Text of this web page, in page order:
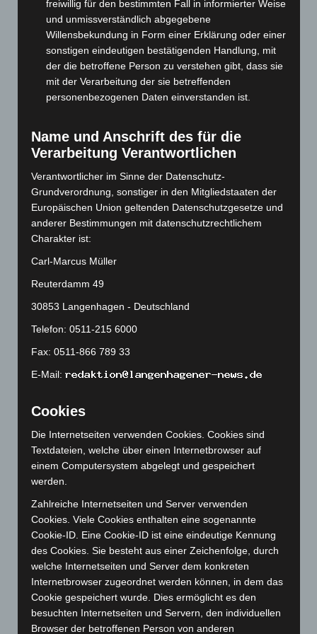
Januar 2025(88)
Dezember 2024
(89)
November 2024(94)
Oktober 2024(93)
September 2024
Juli 2024(89)
Juni 2024(107)
Mai 2024(149)
April 2024(102)
März 2024(103)
Februar 2024(103)
Januar 2024(111)
Dezember 2023(130)
November 2023(130)
Oktober 2023(114)
September 2023(133)
August 2023 (134)
Juni 2023(142)
Mai 2023(139)
April 2023(155)
März 2023(174)
Januar 2023(140)
Dezember 2022(130)
November 2022(167)
Oktober 2022(166)
September 2022(205)
August 2022
(166)
freiwillig für den bestimmten Fall in informierter Weise
und unmissverständlich abgegebene
Willensbekundung in Form einer Erklärung oder einer
sonstigen eindeutigen bestätigenden Handlung, mit
der die betroffene Person zu verstehen gibt, dass sie
mit der Verarbeitung der sie betreffenden
personenbezogenen Daten einverstanden ist.
Name und Anschrift des für die
Verarbeitung Verantwortlichen
Verantwortlicher im Sinne der Datenschutz-
Grundverordnung, sonstiger in den Mitgliedstaaten der
Europäischen Union geltenden Datenschutzgesetze und
anderer Bestimmungen mit datenschutzrechtlichem
Charakter ist:
Carl-Marcus Müller
Reuterdamm 49
30853 Langenhagen - Deutschland
Telefon: 0511-215 6000
Fax: 0511-866 789 33
E-Mail:
Cookies
Die Internetseiten verwenden Cookies. Cookies sind
Textdateien, welche über einen Internetbrowser auf
einem Computersystem abgelegt und gespeichert
werden.
Zahlreiche Internetseiten und Server verwenden
Cookies. Viele Cookies enthalten eine sogenannte
Cookie-ID. Eine Cookie-ID ist eine eindeutige Kennung
des Cookies. Sie besteht aus einer Zeichenfolge, durch
welche Internetseiten und Server dem konkreten
Internetbrowser zugeordnet werden können, in dem das
Cookie gespeichert wurde. Dies ermöglicht es den
besuchten Internetseiten und Servern, den individuellen
Browser der betroffenen Person von anderen